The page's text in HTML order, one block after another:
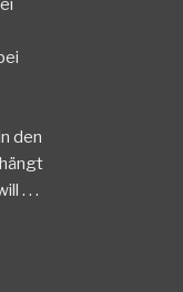
den
. . .